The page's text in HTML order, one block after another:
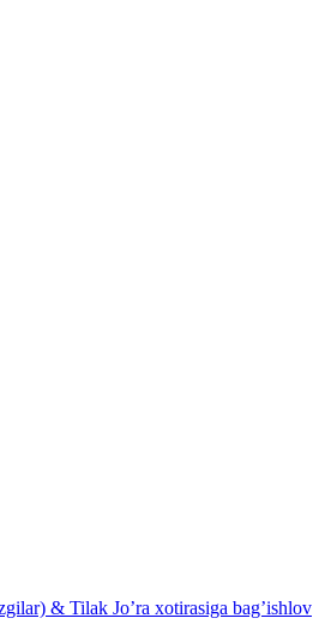
& Tilak Jo’ra xotirasiga bag’ishlov